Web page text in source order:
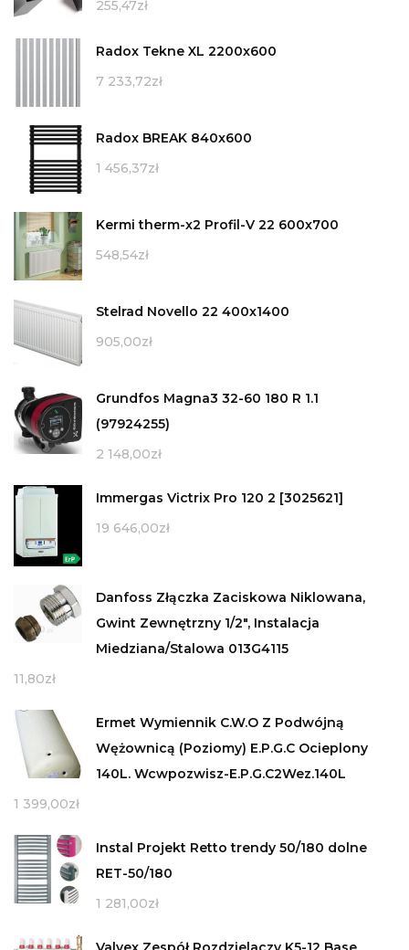
255,47zł
Radox Tekne XL 2200x600
7 233,72zł
Radox BREAK 840x600
1 456,37zł
Kermi therm-x2 Profil-V 22 600x700
548,54zł
Stelrad Novello 22 400x1400
905,00zł
Grundfos Magna3 32-60 180 R 1.1
(97924255)
2 148,00zł
Immergas Victrix Pro 120 2 [3025621]
19 646,00zł
Danfoss Złączka Zaciskowa Niklowana,
Gwint Zewnętrzny 1/2", Instalacja
Miedziana/Stalowa 013G4115
11,80zł
Ermet Wymiennik C.W.O Z Podwójną
Wężownicą (Poziomy) E.P.G.C Ocieplony
140L. Wcwpozwisz-E.P.G.C2Wez.140L
1 399,00zł
Instal Projekt Retto trendy 50/180 dolne
RET-50/180
1 281,00zł